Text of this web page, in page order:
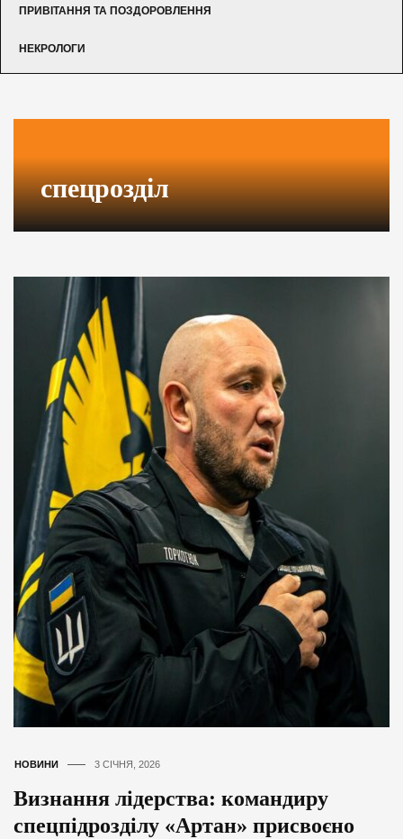
ПРИВІТАННЯ ТА ПОЗДОРОВЛЕННЯ
НЕКРОЛОГИ
спецрозділ
НОВИНИ 3 СІЧНЯ, 2026
Визнання лідерства: командиру
спецпідрозділу «Артан» присвоєно